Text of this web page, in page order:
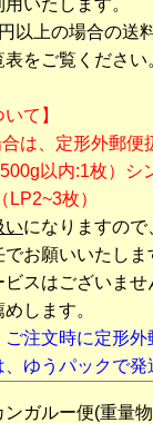
以上の場合の送
表をご覧ください
て】
は、定形外郵便
以内:1枚）シ
枚）
いになりますの
お願いいたしま
スはございませ
します。
ご注文時に定形
ゆうパックで発
ンガルー便(重量